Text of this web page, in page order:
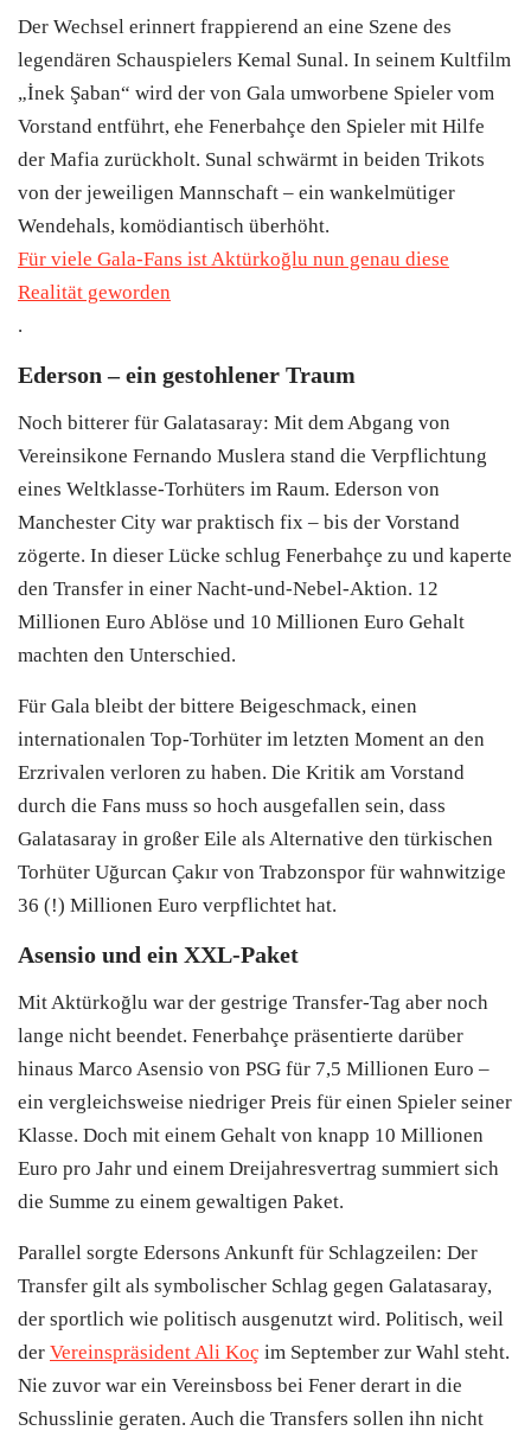
Der Wechsel erinnert frappierend an eine Szene des
legendären Schauspielers Kemal Sunal. In seinem Kultfilm
„İnek Şaban“ wird der von Gala umworbene Spieler vom
Vorstand entführt, ehe Fenerbahçe den Spieler mit Hilfe
der Mafia zurückholt. Sunal schwärmt in beiden Trikots
von der jeweiligen Mannschaft – ein wankelmütiger
Wendehals, komödiantisch überhöht.
Für viele Gala-Fans ist Aktürkoğlu nun genau diese
Realität geworden
.
Ederson – ein gestohlener Traum
Noch bitterer für Galatasaray: Mit dem Abgang von
Vereinsikone Fernando Muslera stand die Verpflichtung
eines Weltklasse-Torhüters im Raum. Ederson von
Manchester City war praktisch fix – bis der Vorstand
zögerte. In dieser Lücke schlug Fenerbahçe zu und kaperte
den Transfer in einer Nacht-und-Nebel-Aktion. 12
Millionen Euro Ablöse und 10 Millionen Euro Gehalt
machten den Unterschied.
Für Gala bleibt der bittere Beigeschmack, einen
internationalen Top-Torhüter im letzten Moment an den
Erzrivalen verloren zu haben. Die Kritik am Vorstand
durch die Fans muss so hoch ausgefallen sein, dass
Galatasaray in großer Eile als Alternative den türkischen
Torhüter Uğurcan Çakır von Trabzonspor für wahnwitzige
36 (!) Millionen Euro verpflichtet hat.
Asensio und ein XXL-Paket
Mit Aktürkoğlu war der gestrige Transfer-Tag aber noch
lange nicht beendet. Fenerbahçe präsentierte darüber
hinaus Marco Asensio von PSG für 7,5 Millionen Euro –
ein vergleichsweise niedriger Preis für einen Spieler seiner
Klasse. Doch mit einem Gehalt von knapp 10 Millionen
Euro pro Jahr und einem Dreijahresvertrag summiert sich
die Summe zu einem gewaltigen Paket.
Parallel sorgte Edersons Ankunft für Schlagzeilen: Der
Transfer gilt als symbolischer Schlag gegen Galatasaray,
der sportlich wie politisch ausgenutzt wird. Politisch, weil
der Vereinspräsident Ali Koç im September zur Wahl steht.
Nie zuvor war ein Vereinsboss bei Fener derart in die
Schusslinie geraten. Auch die Transfers sollen ihn nicht